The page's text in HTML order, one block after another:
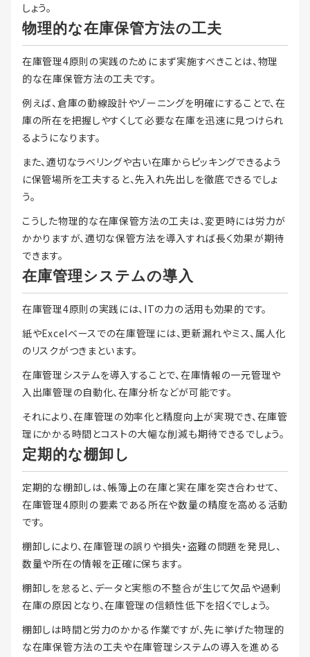
しょう。
物理的な在庫保管方法の工夫
在庫管理4原則の実践のためにまず実施すべきことは、物理
的な在庫保管方法の工夫です。
例えば、倉庫の動線設計やゾーニングを明確にすることで、在
庫の所在を把握しやすくして必要な在庫を迅速に見つけられ
るようになります。
また、適切なラベリングや古い在庫からピッキングできるよう
に保管場所を工夫すると、先入れ先出しを徹底できるでしょ
う。
こうした物理的な在庫保管方法の工夫は、変更時には労力が
かかりますが、適切な保管方法を導入すれば長く効果が期待
できます。
在庫管理システムの導入
在庫管理4原則の実践には、ITの力の活用も効果的です。
紙やExcelベースでの在庫管理には、更新漏れやミス、属人化
のリスクがつきまといます。
在庫管理システムを導入することで、在庫情報の一元管理や
入出庫管理の自動化、在庫分析などが可能です。
それにより、在庫管理の効率化と精度向上が実現でき、在庫管
理にかかる時間とコストの大幅な削減も期待できるでしょう。
定期的な棚卸し
定期的な棚卸しは、帳簿上の在庫と実在庫を突き合わせて、
在庫管理4原則の要素である所在や数量の精度を高める活動
です。
棚卸しにより、在庫管理の誤りや損失・盗難の問題を発見し、
数量や所在の情報を正確に保ちます。
棚卸しを怠ると、データと実態の不整合が生じて欠品や過剰
在庫の原因となり、在庫管理の信頼性低下を招くでしょう。
棚卸しは時間と労力のかかる作業ですが、先に挙げた物理的
な在庫保管方法の工夫や在庫管理システムの導入を進める